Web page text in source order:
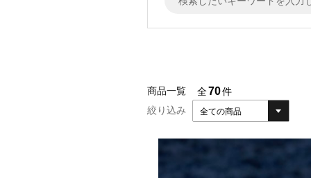
商品一覧 全70件
絞り込み
全ての商品